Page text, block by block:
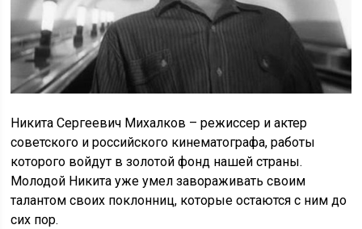
Никита Сергеевич Михалков – режиссер и актер
советского и российского кинематографа, работы
которого войдут в золотой фонд нашей страны.
Молодой Никита уже умел завораживать своим
талантом своих поклонниц, которые остаются с ним до
сих пор.